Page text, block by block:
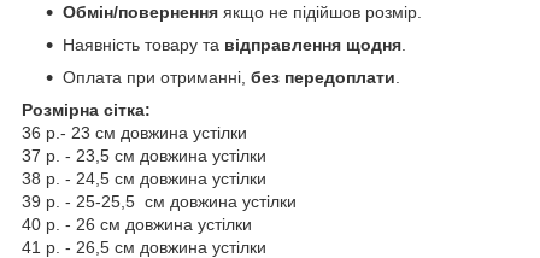
Обмін/повернення якщо не підійшов розмір.
Наявність товару та відправлення щодня
Оплата при отриманні, без передоплати
Розмірна сітка:
36 р.- 23 см довжина устілки
37 р. - 23,5 см довжина устілки
38 р. - 24,5 см довжина устілки
39 р. - 25-25,5 см довжина устілки
40 р. - 26 см довжина устілки
41 р. - 26,5 см довжина устілки